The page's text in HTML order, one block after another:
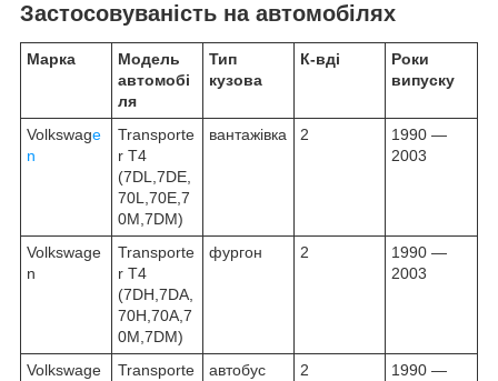
Застосовуваність на автомобілях
Марка
Модель
автомобі
ля
Тип
кузова
К-вдi
Роки
випуску
Volkswage
n
Transporte
r T4
(7DL,7DE,
70L,70E,7
0M,7DM)
вантажівка 2
1990 —
2003
Volkswage
n
Transporte
r T4
(7DH,7DA,
70H,70A,7
0M,7DM)
фургон 2
1990 —
2003
Volkswage
Transporte
автобус 2
1990 —